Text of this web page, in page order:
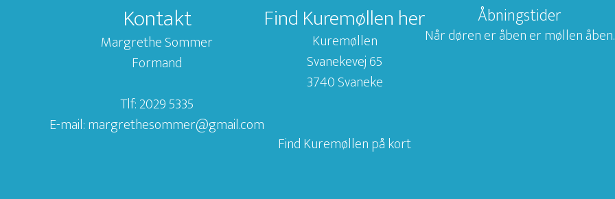
Kontakt
Margrethe Sommer
Formand
Tlf: 2029 5335
E-mail: margrethesommer@gmail.com
Find Kuremøllen her
Kuremøllen
Svanekevej 65
3740 Svaneke
Find Kuremøllen på kort
Åbningstider
Når døren er åben er møllen åben.